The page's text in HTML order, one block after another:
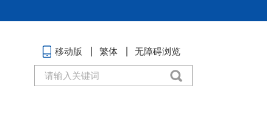
移动版 繁体 无障碍浏览